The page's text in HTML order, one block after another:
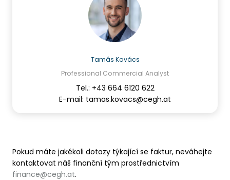
Tamás Kovács
Professional Commercial Analyst
Tel.: +43 664 6120 622
E-mail: tamas.kovacs@cegh.at
Pokud máte jakékoli dotazy týkající se faktur, neváhejte
kontaktovat náš finanční tým prostřednictvím
finance@cegh.at.